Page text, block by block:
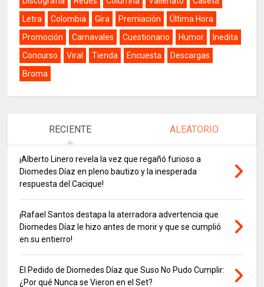
Letra
Colombia Gira Premiación
Última Hora
Promoción
Carnavales Cuestionario Humor
Inedita
Concurso
Viral Tienda Encuesta
Descargas
Broma
RECIENTE ALEATORIO
¡Alberto Linero revela la vez que regañó furioso a
Diomedes Díaz en pleno bautizo y la inesperada
respuesta del Cacique!
¡Rafael Santos destapa la aterradora advertencia que
Diomedes Díaz le hizo antes de morir y que se cumplió
en su entierro!
El Pedido de Diomedes Díaz que Suso No Pudo Cumplir:
¿Por qué Nunca se Vieron en el Set?